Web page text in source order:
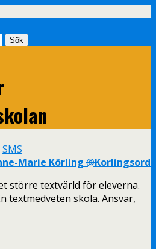
SMS
Marie Körling @Korlingsord
större textvärld för eleverna.
textmedveten skola. Ansvar,